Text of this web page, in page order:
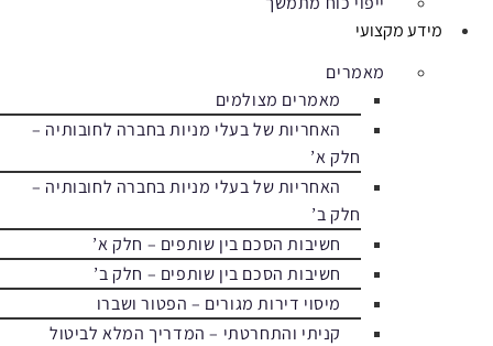
מידע מקצועי
מאמרים
מאמרים מצולמים
האחריות של בעלי מניות בחברה לחובותיה –
חלק א’
האחריות של בעלי מניות בחברה לחובותיה –
חלק ב’
חשיבות הסכם בין שותפים – חלק א’
חשיבות הסכם בין שותפים – חלק ב’
מיסוי דירות מגורים – הפטור ושברו
קניתי והתחרטתי – המדריך המלא לביטול